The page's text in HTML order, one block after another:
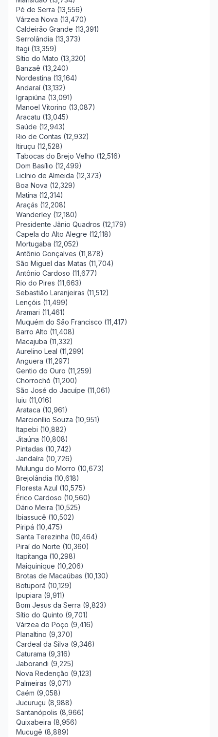
Pé de Serra (13,556)
Várzea Nova (13,470)
Caldeirão Grande (13,391)
Serrolândia (13,373)
Itagi (13,359)
Sítio do Mato (13,320)
Banzaê (13,240)
Nordestina (13,164)
Andaraí (13,132)
Igrapiúna (13,091)
Manoel Vitorino (13,087)
Aracatu (13,045)
Saúde (12,943)
Rio de Contas (12,932)
Itiruçu (12,528)
Tabocas do Brejo Velho (12,516)
Dom Basílio (12,499)
Licínio de Almeida (12,373)
Boa Nova (12,329)
Matina (12,314)
Araçás (12,208)
Wanderley (12,180)
Presidente Jânio Quadros (12,179)
Capela do Alto Alegre (12,118)
Mortugaba (12,052)
Antônio Gonçalves (11,878)
São Miguel das Matas (11,704)
Antônio Cardoso (11,677)
Rio do Pires (11,663)
Sebastião Laranjeiras (11,512)
Lençóis (11,499)
Aramari (11,461)
Muquém do São Francisco (11,417)
Barro Alto (11,408)
Macajuba (11,332)
Aurelino Leal (11,299)
Anguera (11,297)
Gentio do Ouro (11,259)
Chorrochó (11,200)
São José do Jacuípe (11,061)
Iuiu (11,016)
Arataca (10,961)
Marcionílio Souza (10,951)
Itapebi (10,882)
Jitaúna (10,808)
Pintadas (10,742)
Jandaíra (10,726)
Mulungu do Morro (10,673)
Brejolândia (10,618)
Floresta Azul (10,575)
Érico Cardoso (10,560)
Dário Meira (10,525)
Ibiassucê (10,502)
Piripá (10,475)
Santa Terezinha (10,464)
Piraí do Norte (10,360)
Itapitanga (10,298)
Maiquinique (10,206)
Brotas de Macaúbas (10,130)
Botuporã (10,129)
Ipupiara (9,911)
Bom Jesus da Serra (9,823)
Sítio do Quinto (9,701)
Várzea do Poço (9,416)
Planaltino (9,370)
Cardeal da Silva (9,346)
Caturama (9,316)
Jaborandi (9,225)
Nova Redenção (9,123)
Palmeiras (9,071)
Caém (9,058)
Jucuruçu (8,988)
Santanópolis (8,966)
Quixabeira (8,956)
Mucugê (8,889)